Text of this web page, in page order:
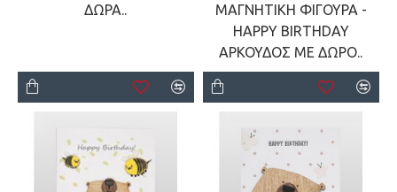
ΔΩΡΑ..
ΜΑΓΝΗΤΙΚΗ ΦΙΓΟΥΡΑ -
HAPPY BIRTHDAY
ΑΡΚΟΥΔΟΣ ΜΕ ΔΩΡΟ..